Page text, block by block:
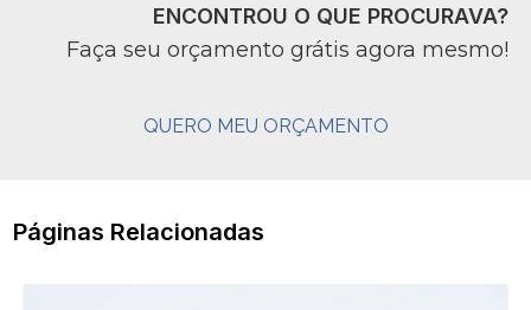
ENCONTROU O QUE PROCURAVA?
Faça seu orçamento grátis agora mesmo!
QUERO MEU ORÇAMENTO
Páginas Relacionadas